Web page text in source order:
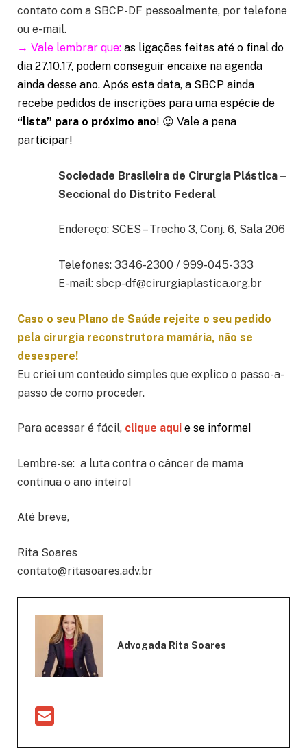
contato com a SBCP-DF pessoalmente, por telefone
ou e-mail.
→ Vale lembrar que: as ligações feitas até o final do
dia 27.10.17, podem conseguir encaixe na agenda
ainda desse ano. Após esta data, a SBCP ainda
recebe pedidos de inscrições para uma espécie de
“lista” para o próximo ano! 😉 Vale a pena
participar!
Sociedade Brasileira de Cirurgia Plástica –
Seccional do Distrito Federal
Endereço: SCES – Trecho 3, Conj. 6, Sala 206
Telefones: 3346-2300 / 999-045-333
E-mail: sbcp-df@cirurgiaplastica.org.br
Caso o seu Plano de Saúde rejeite o seu pedido
pela cirurgia reconstrutora mamária, não se
desespere!
Eu criei um conteúdo simples que explico o passo-a-
passo de como proceder.
Para acessar é fácil, clique aqui e se informe!
Lembre-se: a luta contra o câncer de mama
continua o ano inteiro!
Até breve,
Rita Soares
contato@ritasoares.adv.br
Advogada Rita Soares